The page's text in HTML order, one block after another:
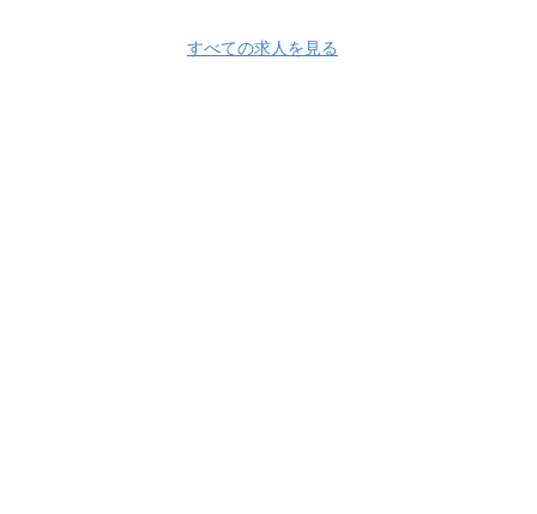
すべての求人を見る